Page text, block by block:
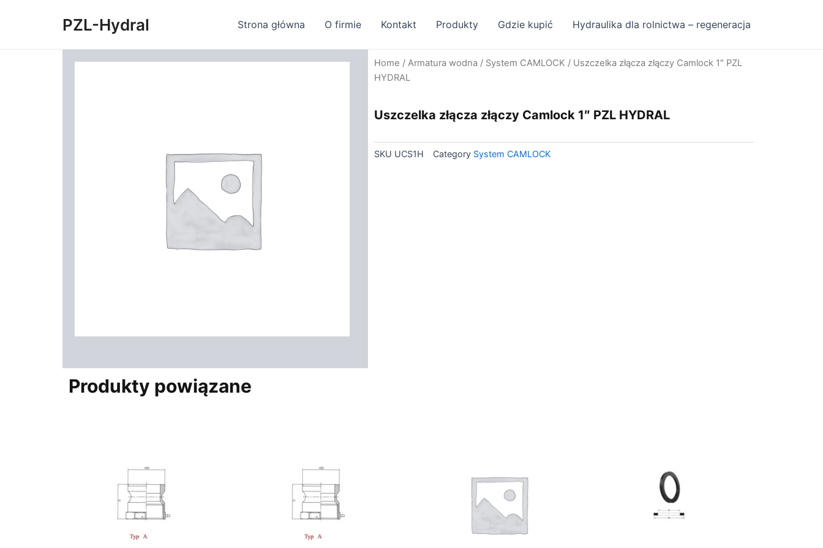
PZL-Hydral Strona główna O firmie Kontakt Produkty Gdzie kupić Hydraulika dla rolnictwa – regeneracja
Home / Armatura wodna / System CAMLOCK / Uszczelka złącza złączy Camlock 1″ PZL
HYDRAL
Uszczelka złącza złączy Camlock 1″ PZL HYDRAL
SKU UCS1H Category System CAMLOCK
Produkty powiązane